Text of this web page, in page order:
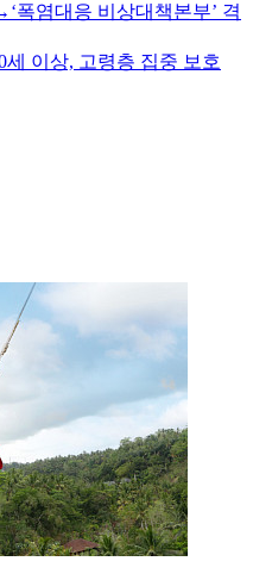
폭염대응 비상대책본부’ 격
세 이상, 고령층 집중 보호